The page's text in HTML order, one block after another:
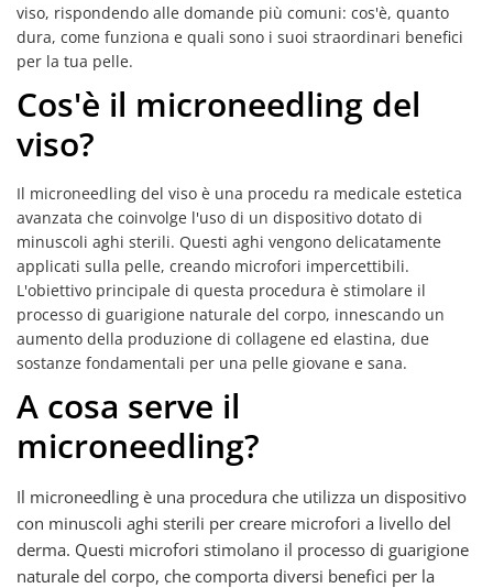
viso, rispondendo alle domande più comuni: cos'è, quanto
dura, come funziona e quali sono i suoi straordinari benefici
per la tua pelle.
Cos'è il microneedling del
viso?
Il microneedling del viso è una procedu ra medicale estetica
avanzata che coinvolge l'uso di un dispositivo dotato di
minuscoli aghi sterili. Questi aghi vengono delicatamente
applicati sulla pelle, creando microfori impercettibili.
L'obiettivo principale di questa procedura è stimolare il
processo di guarigione naturale del corpo, innescando un
aumento della produzione di collagene ed elastina, due
sostanze fondamentali per una pelle giovane e sana.
A cosa serve il
microneedling?
Il microneedling è una procedura che utilizza un dispositivo
con minuscoli aghi sterili per creare microfori a livello del
derma. Questi microfori stimolano il processo di guarigione
naturale del corpo, che comporta diversi benefici per la